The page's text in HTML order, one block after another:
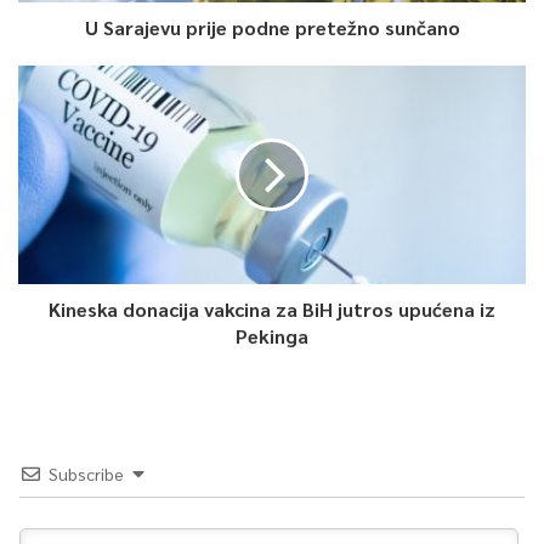
U Sarajevu prije podne pretežno sunčano
Kineska donacija vakcina za BiH jutros upućena iz
Pekinga
Subscribe